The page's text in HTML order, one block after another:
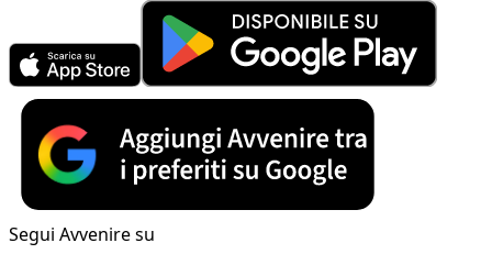
Segui Avvenire su